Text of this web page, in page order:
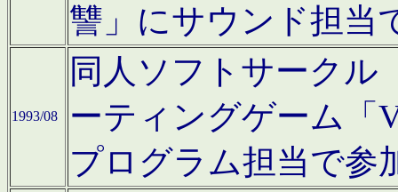
讐」にサウンド担当
1993/08
同人ソフトサークル
ーティングゲーム「
プログラム担当で参